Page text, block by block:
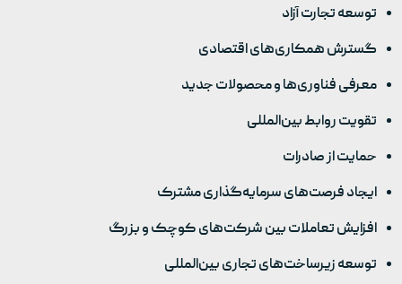
توسعه تجارت آزاد
گسترش همکاری‌های اقتصادی
معرفی فناوری‌ها و محصولات جدید
تقویت روابط بین‌المللی
حمایت از صادرات
ایجاد فرصت‌های سرمایه‌گذاری مشترک​
افزایش تعاملات بین شرکت‌های کوچک و بزرگ
توسعه زیرساخت‌های تجاری بین‌المللی